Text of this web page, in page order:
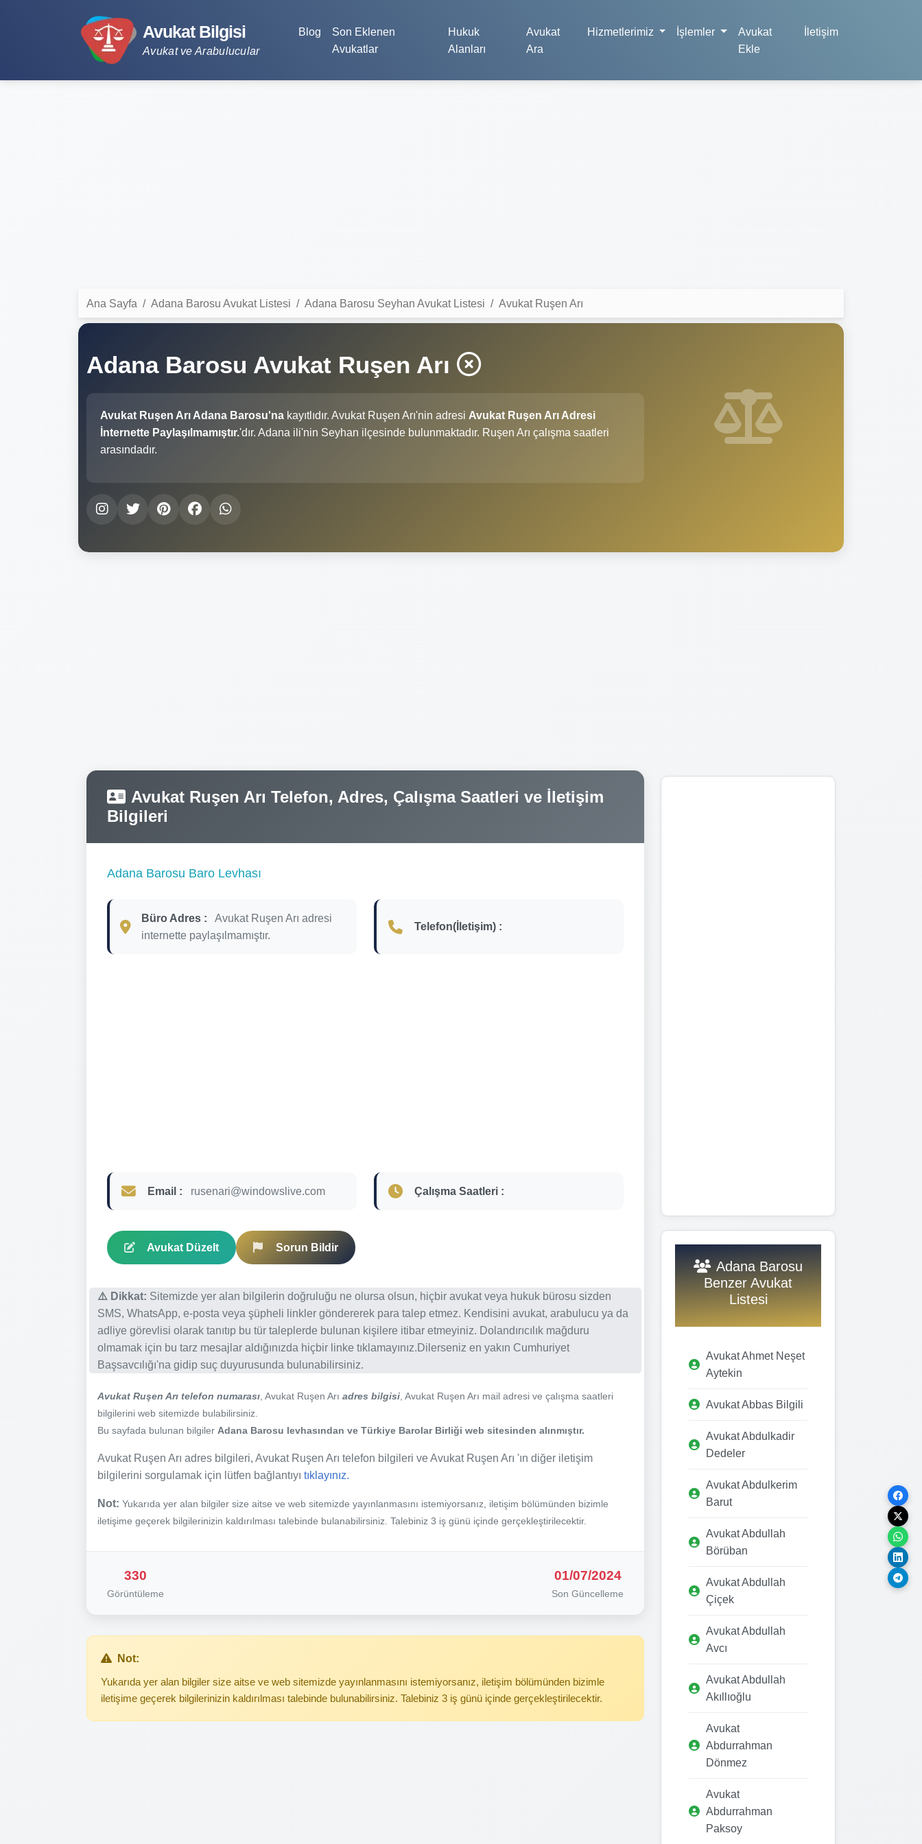
Avukat Bilgisi
Avukat ve Arabulucular
Blog
Son Eklenen
Avukatlar
Hukuk
Alanları
Avukat
Ara
Hizmetlerimiz İşlemler
Avukat
Ekle
İletişim
Ana Sayfa Adana Barosu Avukat Listesi Adana Barosu Seyhan Avukat Listesi Avukat Ruşen Arı
Adana Barosu Avukat Ruşen Arı
Avukat Ruşen Arı Adana Barosu'na kayıtlıdır. Avukat Ruşen Arı'nin adresi Avukat Ruşen Arı Adresi
İnternette Paylaşılmamıştır.'dır. Adana ili'nin Seyhan ilçesinde bulunmaktadır. Ruşen Arı çalışma saatleri
arasındadır.
Avukat Ruşen Arı Telefon, Adres, Çalışma Saatleri ve İletişim
Bilgileri
Adana Barosu Baro Levhası
Büro Adres :
Avukat Ruşen Arı adresi
internette paylaşılmamıştır.
Telefon(İletişim) :
Email : rusenari@windowslive.com Çalışma Saatleri :
Avukat Düzelt Sorun Bildir
⚠️ Dikkat: Sitemizde yer alan bilgilerin doğruluğu ne olursa olsun, hiçbir avukat veya hukuk bürosu sizden
SMS, WhatsApp, e-posta veya şüpheli linkler göndererek para talep etmez. Kendisini avukat, arabulucu ya da
adliye görevlisi olarak tanıtıp bu tür taleplerde bulunan kişilere itibar etmeyiniz. Dolandırıcılık mağduru
olmamak için bu tarz mesajlar aldığınızda hiçbir linke tıklamayınız.Dilerseniz en yakın Cumhuriyet
Başsavcılığı'na gidip suç duyurusunda bulunabilirsiniz.
Avukat Ruşen Arı telefon numarası , Avukat Ruşen Arı adres bilgisi , Avukat Ruşen Arı mail adresi ve çalışma saatleri
bilgilerini web sitemizde bulabilirsiniz.
Bu sayfada bulunan bilgiler Adana Barosu levhasından ve Türkiye Barolar Birliği web sitesinden alınmıştır.
Avukat Ruşen Arı adres bilgileri, Avukat Ruşen Arı telefon bilgileri ve Avukat Ruşen Arı 'ın diğer iletişim
bilgilerini sorgulamak için lütfen bağlantıyı tıklayınız.
Not: Yukarıda yer alan bilgiler size aitse ve web sitemizde yayınlanmasını istemiyorsanız, iletişim bölümünden bizimle
iletişime geçerek bilgilerinizin kaldırılması talebinde bulanabilirsiniz. Talebiniz 3 iş günü içinde gerçekleştirilecektir.
330
Görüntüleme
01/07/2024
Son Güncelleme
Not:
Yukarıda yer alan bilgiler size aitse ve web sitemizde yayınlanmasını istemiyorsanız, iletişim bölümünden bizimle
iletişime geçerek bilgilerinizin kaldırılması talebinde bulunabilirsiniz. Talebiniz 3 iş günü içinde gerçekleştirilecektir.
Adana Barosu
Benzer Avukat
Listesi
Avukat Ahmet Neşet
Aytekin
Avukat Abbas Bilgili
Avukat Abdulkadir
Dedeler
Avukat Abdulkerim
Barut
Avukat Abdullah
Börüban
Avukat Abdullah
Çiçek
Avukat Abdullah
Avcı
Avukat Abdullah
Akıllıoğlu
Avukat
Abdurrahman
Dönmez
Avukat
Abdurrahman
Paksoy